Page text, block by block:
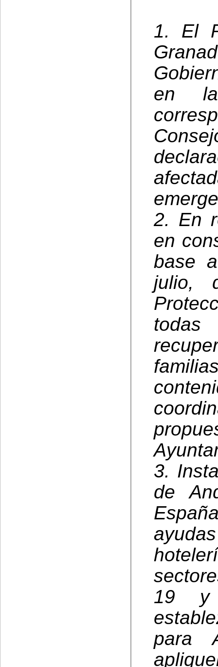
1. El
en
2. En
en
base
julio,
3.
de
19 y
para